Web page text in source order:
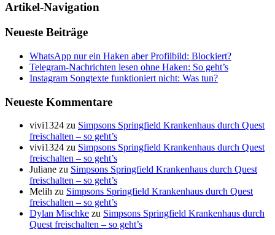
Artikel-Navigation
Neueste Beiträge
WhatsApp nur ein Haken aber Profilbild: Blockiert?
Telegram-Nachrichten lesen ohne Haken: So geht’s
Instagram Songtexte funktioniert nicht: Was tun?
Neueste Kommentare
vivi1324 zu Simpsons Springfield Krankenhaus durch Quest
freischalten – so geht’s
vivi1324 zu Simpsons Springfield Krankenhaus durch Quest
freischalten – so geht’s
Juliane zu Simpsons Springfield Krankenhaus durch Quest
freischalten – so geht’s
Melih zu Simpsons Springfield Krankenhaus durch Quest
freischalten – so geht’s
Dylan Mischke zu Simpsons Springfield Krankenhaus durch
Quest freischalten – so geht’s